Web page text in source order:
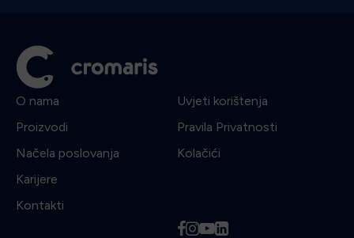
O nama
Proizvodi
Načela poslovanja
Karijere
Kontakti
Uvjeti korištenja
Pravila Privatnosti
Kolačići
fiyl